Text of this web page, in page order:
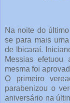
Na noite do
se para mais
de Ibicaraí.
Messias
mesma foi
O primeiro
parabenizou o
aniversário na